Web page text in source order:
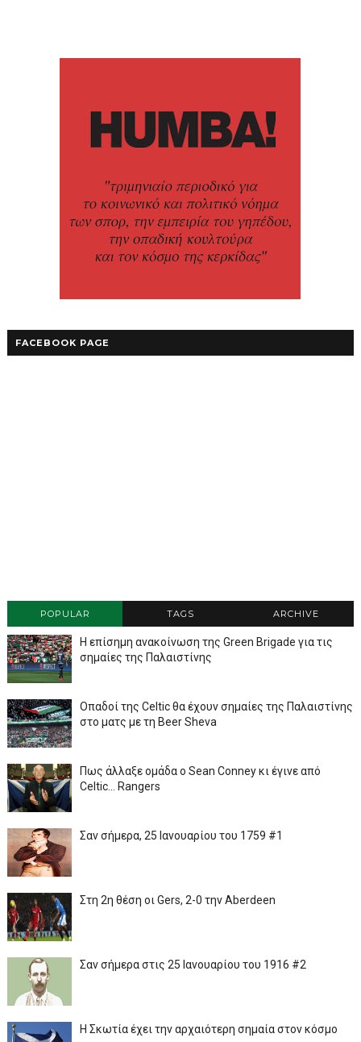
FACEBOOK PAGE
POPULAR TAGS ARCHIVE
Η επίσημη ανακοίνωση της Green Brigade για τις
σημαίες της Παλαιστίνης
Οπαδοί της Celtic θα έχουν σημαίες της Παλαιστίνης
στο ματς με τη Beer Sheva
Πως άλλαξε ομάδα ο Sean Conney κι έγινε από
Celtic... Rangers
Σαν σήμερα, 25 Ιανουαρίου του 1759 #1
Στη 2η θέση οι Gers, 2-0 την Aberdeen
Σαν σήμερα στις 25 Ιανουαρίου του 1916 #2
Η Σκωτία έχει την αρχαιότερη σημαία στον κόσμο